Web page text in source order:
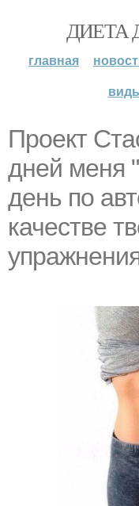
ДИЕТА
главная
Проект
дней меня
день по
качестве